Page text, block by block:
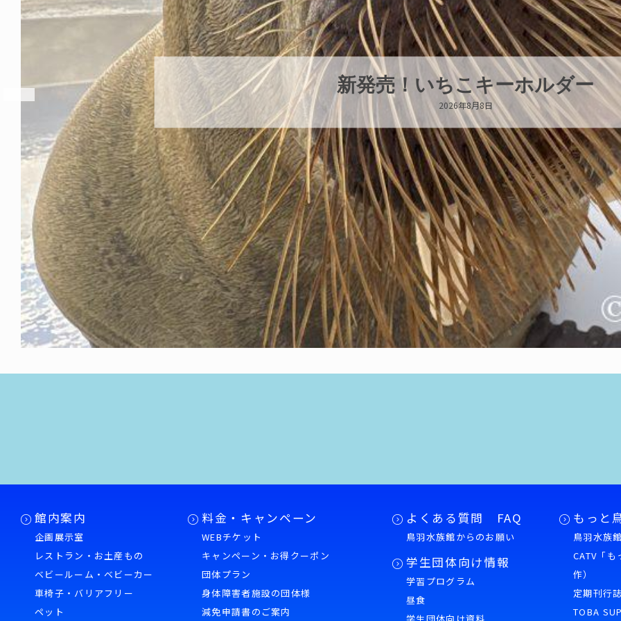
パラオオウムガイが交接していま
2026年8月7日
館内案内
企画展示室
レストラン・お土産もの
ベビールーム・ベビーカー
車椅子・バリアフリー
ペット
料金・キャンペーン
WEBチケット
キャンペーン・お得クーポン
団体プラン
身体障害者施設の団体様
減免申請書のご案内
よくある質問 FAQ
鳥羽水族館からのお願い
学生団体向け情報
学習プログラム
昼食
もっと
鳥羽水族
CATV「
作）
定期刊行
TOBA